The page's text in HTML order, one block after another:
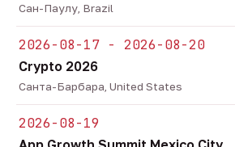
Сан-Паулу, Brazil
2026-08-17 - 2026-08-20
Crypto 2026
Санта-Барбара, United States
2026-08-19